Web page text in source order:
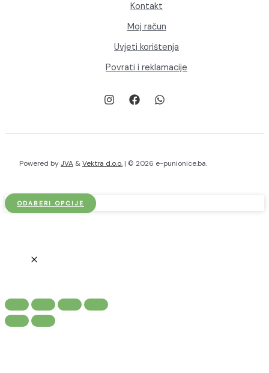
Kontakt
Moj račun
Uvjeti korištenja
Povrati i reklamacije
Powered byJVA &Vektra d.o.o. | © 2026 e-punionice.ba.
ODABERI OPCIJE